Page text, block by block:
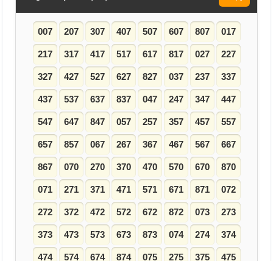
007 207 307 407 507 607 807 017
217 317 417 517 617 817 027 227
327 427 527 627 827 037 237 337
437 537 637 837 047 247 347 447
547 647 847 057 257 357 457 557
657 857 067 267 367 467 567 667
867 070 270 370 470 570 670 870
071 271 371 471 571 671 871 072
272 372 472 572 672 872 073 273
373 473 573 673 873 074 274 374
474 574 674 874 075 275 375 475